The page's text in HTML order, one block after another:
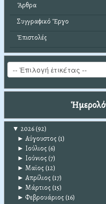
Ἄρθρα
Συγγραφικό Ἔργο
Ἐπιστολές
▼ 2026(92)
► Αύγουστος (1)
► Ιούλιος (6)
► Ιούνιος (7)
► Μαϊος (12)
► Απρίλιος (17)
► Μάρτιος (15)
► Φεβρουάριος (16)